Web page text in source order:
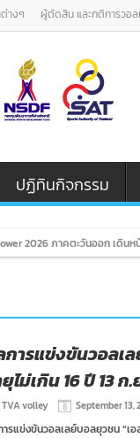
างๆ ผู้ตัดสิน และกติการวอ
ปฏิทินกิจกรรม
2026 ภาคตะวันออก เดิน
ารแข่งขันวอลเ
ไม่เกิน 16 ปี 13 ก.
TVA volley September 13,
รแข่งขันวอลเลย์บอลยุวชน “เอ